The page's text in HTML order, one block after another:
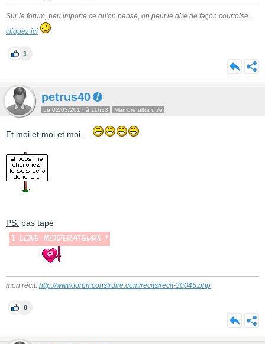
Sur le forum, peu importe ce qu'on pense, on peut le dire de façon courtoise...
cliquez ici
1
petrus40
Le 02/03/2017 à 11h33 Membre ultra utile
Et moi et moi et moi ....
PS: pas tapé
mon récit: http://www.forumconstruire.com/recits/recit-30045.php
0